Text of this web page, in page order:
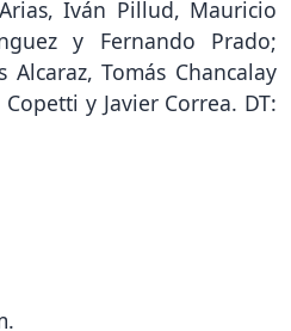
Iván Pillud, Mauricio
y Fernando Prado;
Tomás Chancalay
y Javier Correa. DT: